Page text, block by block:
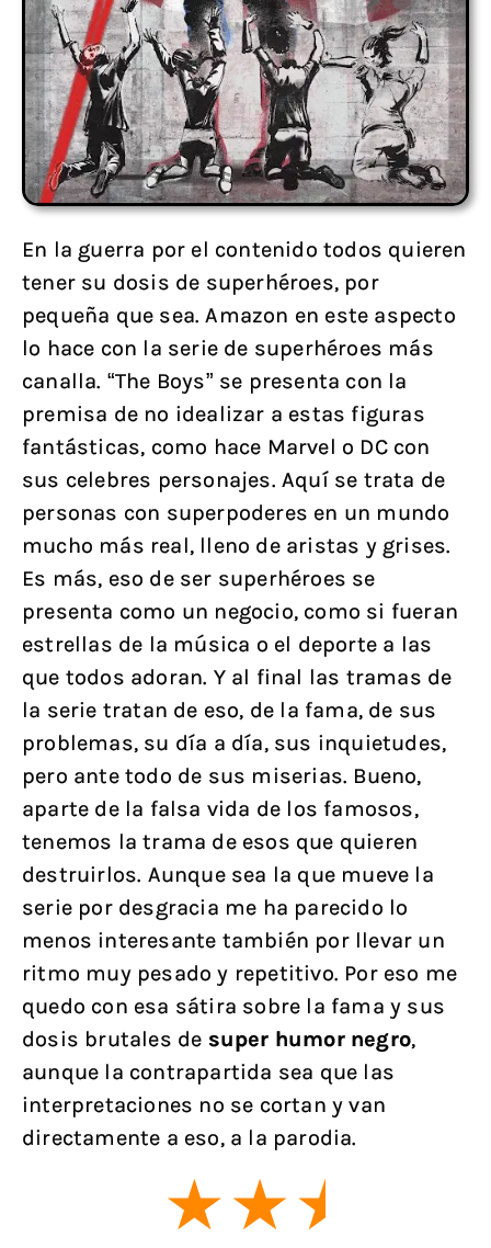
En la guerra por el contenido todos quieren
tener su dosis de superhéroes, por
pequeña que sea. Amazon en este aspecto
lo hace con la serie de superhéroes más
canalla. “The Boys” se presenta con la
premisa de no idealizar a estas figuras
fantásticas, como hace Marvel o DC con
sus celebres personajes. Aquí se trata de
personas con superpoderes en un mundo
mucho más real, lleno de aristas y grises.
Es más, eso de ser superhéroes se
presenta como un negocio, como si fueran
estrellas de la música o el deporte a las
que todos adoran. Y al final las tramas de
la serie tratan de eso, de la fama, de sus
problemas, su día a día, sus inquietudes,
pero ante todo de sus miserias. Bueno,
aparte de la falsa vida de los famosos,
tenemos la trama de esos que quieren
destruirlos. Aunque sea la que mueve la
serie por desgracia me ha parecido lo
menos interesante también por llevar un
ritmo muy pesado y repetitivo. Por eso me
quedo con esa sátira sobre la fama y sus
dosis brutales de super humor negro,
aunque la contrapartida sea que las
interpretaciones no se cortan y van
directamente a eso, a la parodia.